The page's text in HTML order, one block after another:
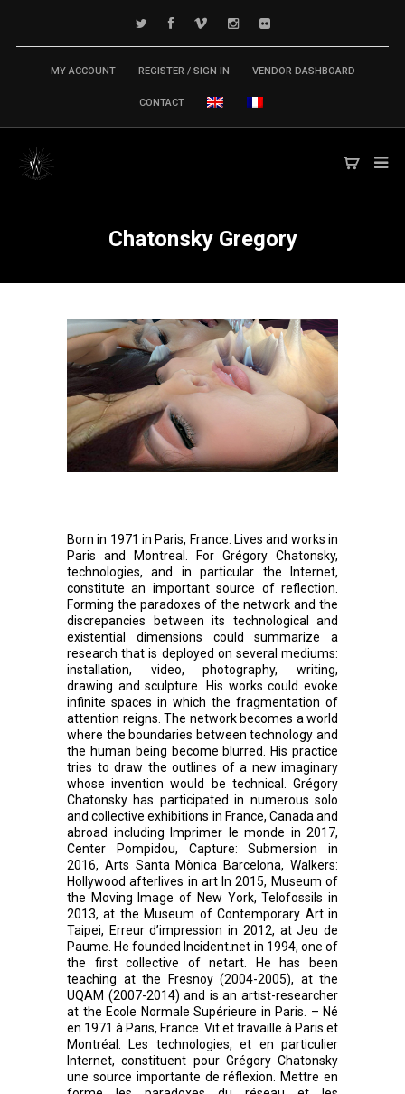
MY ACCOUNT REGISTER / SIGN IN VENDOR DASHBOARD
CONTACT
Chatonsky Gregory
Born in 1971 in Paris, France. Lives and works in
Paris and Montreal. For Grégory Chatonsky,
technologies, and in particular the Internet,
constitute an important source of reflection.
Forming the paradoxes of the network and the
discrepancies between its technological and
existential dimensions could summarize a
research that is deployed on several mediums:
installation, video, photography, writing,
drawing and sculpture. His works could evoke
infinite spaces in which the fragmentation of
attention reigns. The network becomes a world
where the boundaries between technology and
the human being become blurred. His practice
tries to draw the outlines of a new imaginary
whose invention would be technical. Grégory
Chatonsky has participated in numerous solo
and collective exhibitions in France, Canada and
abroad including Imprimer le monde in 2017,
Center Pompidou, Capture: Submersion in
2016, Arts Santa Mònica Barcelona, Walkers:
Hollywood afterlives in art In 2015, Museum of
the Moving Image of New York, Telofossils in
2013, at the Museum of Contemporary Art in
Taipei, Erreur d’impression in 2012, at Jeu de
Paume. He founded Incident.net in 1994, one of
the first collective of netart. He has been
teaching at the Fresnoy (2004-2005), at the
UQAM (2007-2014) and is an artist-researcher
at the Ecole Normale Supérieure in Paris. – Né
en 1971 à Paris, France. Vit et travaille à Paris et
Montréal. Les technologies, et en particulier
Internet, constituent pour Grégory Chatonsky
une source importante de réflexion. Mettre en